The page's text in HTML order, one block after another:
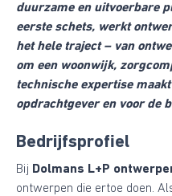
duurzame en uitvoerbare
eerste schets, werkt
het hele traject – van
om een woonwijk,
technische expertise
opdrachtgever en voor de
Bedrijfsprofiel
Bij Dolmans L+P
ontwerpen die ertoe doen.